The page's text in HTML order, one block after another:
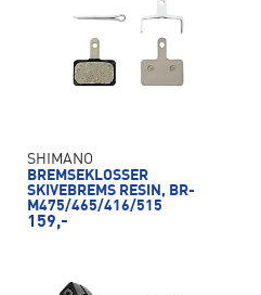
SHIMANO
BREMSEKLOSSER
SKIVEBREMS RESIN, BR-
M475/465/416/515
159,-